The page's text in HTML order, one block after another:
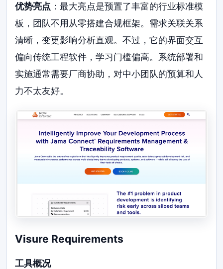
优势亮点 ：最大亮点是预置了丰富的行业标准模
板，团队不用从零搭建合规框架。需求关联关系
清晰，变更影响分析直观。不过，它的界面交互
偏向传统工程软件，学习门槛偏高。系统部署和
实施通常需要厂商协助，对中小团队的预算和人
力不太友好。
Visure Requirements
工具概况